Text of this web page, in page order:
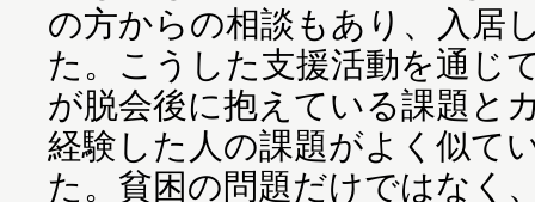
の方からの相談もあり、入居
た。こうした支援活動を通じ
が脱会後に抱えている課題と
経験した人の課題がよく似て
た。貧困の問題だけではなく